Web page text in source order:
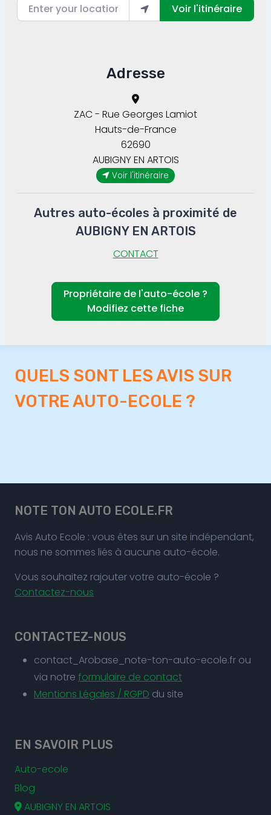
Enter your location
Voir l'itinéraire
Adresse
ZAC - Rue Georges Lamiot
AUBIGNY EN ARTOIS
Hauts-de-France
62690
Voir l'itinéraire
Autres auto-écoles à proximité de
AUBIGNY EN ARTOIS
CONTACT
Propriétaire de l'auto-école ?
Modifiez cette fiche
QUELS SONT LES AVIS SUR
VOTRE AUTO-ECOLE ?
NOTE TON AUTO ECOLE.FR
Avis Auto Ecole : vous êtes sur un site indépendant,
nous ne sommes liés à aucune auto-école.
Vous souhaitez rajouter votre auto-école ?
Contactez-nous
CONTACTEZ-NOUS
contact_Arobase_note-ton-auto-ecole.fr ou
via notre formulaire de contact
Mentions Légales / RGPD du site
EN SAVOIR PLUS
Auto-ecole
Blog
AUBIGNY EN ARTOIS